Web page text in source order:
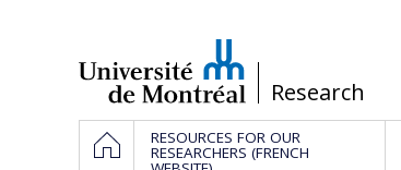
/Research
Navigation
principale
HOMERESOURCES FOR OUR
RESEARCHERS (FRENCH